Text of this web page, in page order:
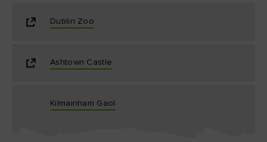
Dublin Zoo
Ashtown Castle
Kilmainham Gaol